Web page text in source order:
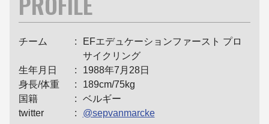
チーム
EFエデュケーションファースト プロ
サイクリング
生年月日
1988年7月28日
身長/体重
189cm/75kg
国籍
ベルギー
twitter
@sepvanmarcke